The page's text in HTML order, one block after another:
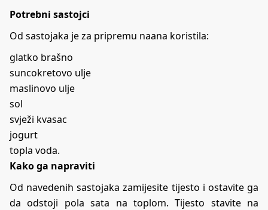
Potrebni sastojci
Od sastojaka je za pripremu naana koristila:
glatko brašno
suncokretovo ulje
maslinovo ulje
sol
svježi kvasac
jogurt
topla voda.
Kako ga napraviti
Od navedenih sastojaka zamijesite tijesto i ostavite ga
da odstoji pola sata na toplom. Tijesto stavite na